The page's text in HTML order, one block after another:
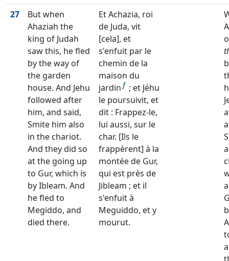
27
But when
Ahaziah the
king of Judah
saw this, he fled
by the way of
the garden
house. And Jehu
followed after
him, and said,
Smite him also
in the chariot.
And they did so
at the going up
to Gur, which is
by Ibleam. And
he fled to
Megiddo, and
died there.
Et Achazia, roi
de Juda, vit
[cela], et
s'enfuit par le
chemin de la
maison du
jardin f ; et Jéhu
le poursuivit, et
dit : Frappez-le,
lui aussi, sur le
char. [Ils le
frappèrent] à la
montée de Gur,
qui est près de
Jibleam ; et il
s'enfuit à
Meguiddo, et y
mourut.